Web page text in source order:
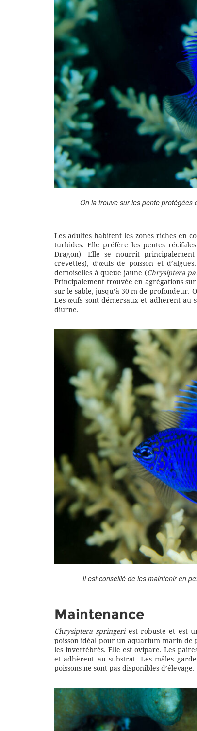
On la trouve sur les pente protégées
Les adultes habitent les zones riches en
turbides. Elle préfère les pentes
Dragon). Elle se nourrit
crevettes), d’œufs de poisson et
demoiselles à queue jaune (Chrysiptera
Principalement trouvée en agrégations sur
sur le sable, jusqu’à 30 m de profondeur.
Les œufs sont démersaux et adhèrent au
diurne.
Il est conseillé de les maintenir en
Maintenance
Chrysiptera springeriest robuste et est
poisson idéal pour un aquarium marin de
les invertébrés. Elle est ovipare. Les
et adhèrent au substrat. Les mâles
poissons ne sont pas disponibles d’élevage.